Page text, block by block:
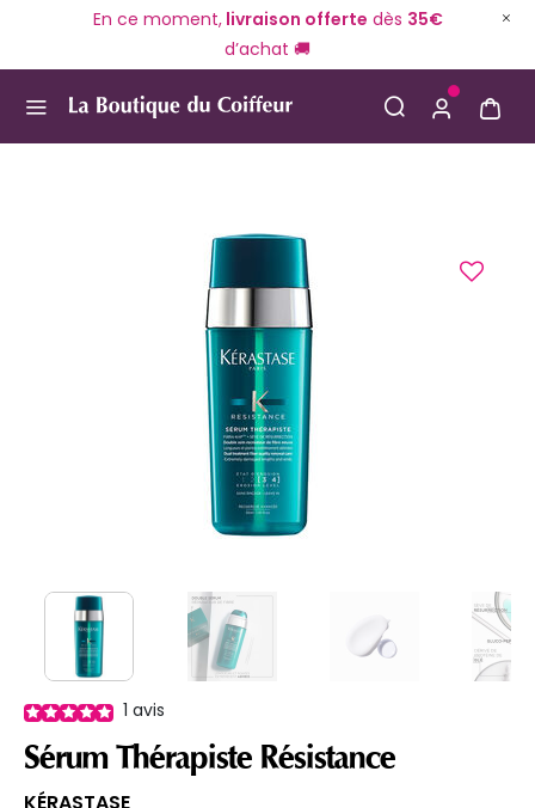
En ce moment,livraison offerte dès 35€
d’achat 🚚
1 avis
Sérum Thérapiste Résistance
KÉRASTASE